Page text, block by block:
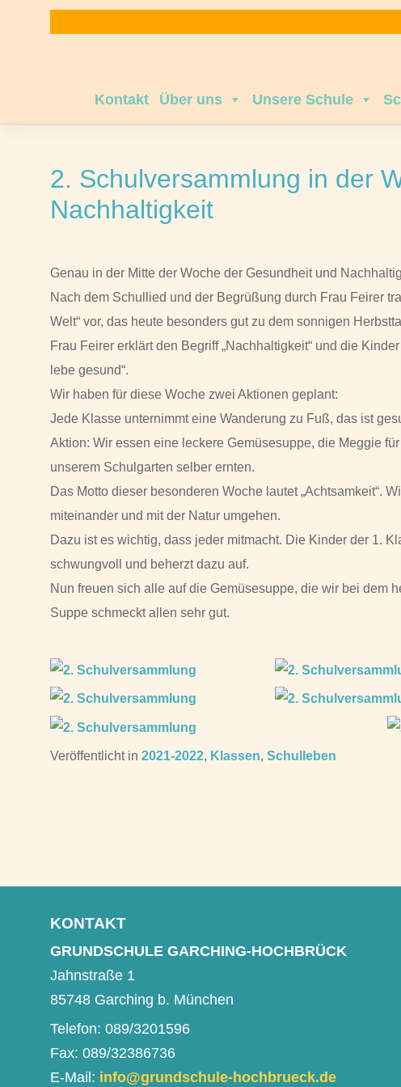
Kontakt Über uns Unsere Schule
2. Schulversammlung in der
Nachhaltigkeit
Genau in der Mitte der Woche der Gesundheit und
Nach dem Schullied und der Begrüßung durch Frau Feirer
Welt“ vor, das heute besonders gut zu dem sonnigen
Frau Feirer erklärt den Begriff „Nachhaltigkeit“ und die
lebe gesund“.
Wir haben für diese Woche zwei Aktionen geplant:
Jede Klasse unternimmt eine Wanderung zu Fuß, das ist
Aktion: Wir essen eine leckere Gemüsesuppe, die Meggie
unserem Schulgarten selber ernten.
Das Motto dieser besonderen Woche lautet „Achtsamkeit“.
miteinander und mit der Natur umgehen.
Dazu ist es wichtig, dass jeder mitmacht. Die Kinder der 1.
schwungvoll und beherzt dazu auf.
Nun freuen sich alle auf die Gemüsesuppe, die wir bei dem
Suppe schmeckt allen sehr gut.
Veröffentlicht in 2021-2022, Klassen, Schulleben
KONTAKT
GRUNDSCHULE GARCHING-HOCHBRÜCK
Jahnstraße 1
85748 Garching b. München
Telefon: 089/3201596
Fax: 089/32386736
E-Mail: info@grundschule-hochbrueck.de